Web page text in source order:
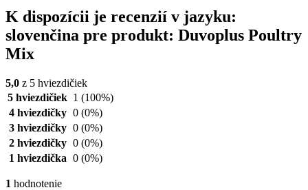
K dispozícii je recenzií v jazyku:
slovenčina pre produkt: Duvoplus Poultry
Mix
5,0 z 5 hviezdičiek
5 hviezdičiek 1 (100%)
4 hviezdičky 0 (0%)
3 hviezdičky 0 (0%)
2 hviezdičky 0 (0%)
1 hviezdička 0 (0%)
1 hodnotenie